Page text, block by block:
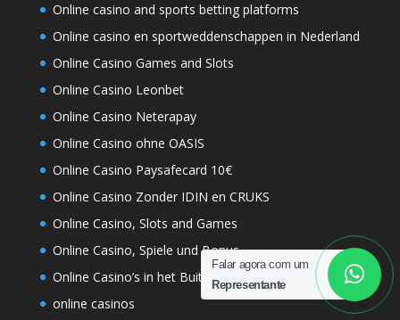
Falar agora com um
Representante
Online casino and sports betting platforms
Online casino en sportweddenschappen in Nederland
Online Casino Games and Slots
Online Casino Leonbet
Online Casino Neterapay
Online Casino ohne OASIS
Online Casino Paysafecard 10€
Online Casino Zonder IDIN en CRUKS
Online Casino, Slots and Games
Online Casino, Spiele und Bonus
Online Casino’s in het Buitenland
online casinos